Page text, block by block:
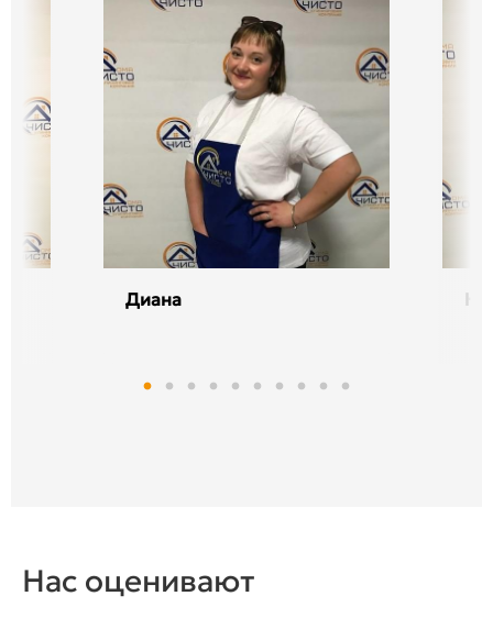
Диана
Нас оценивают